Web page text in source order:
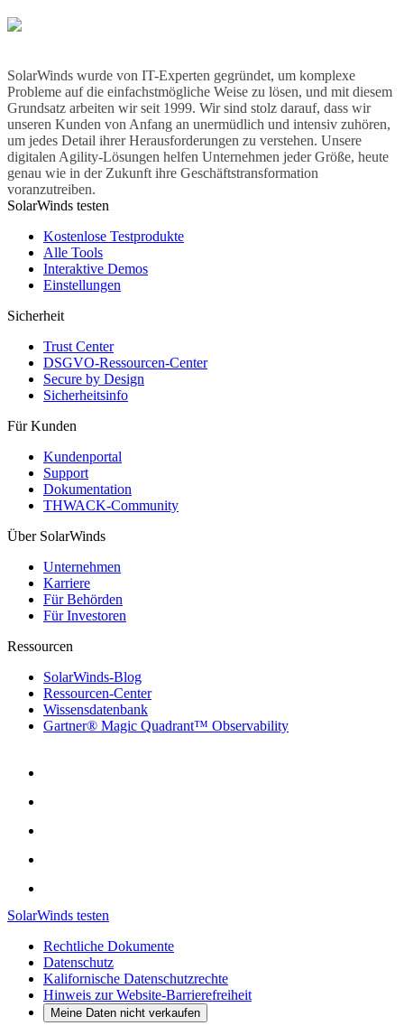
SolarWinds wurde von IT-Experten gegründet, um komplexe
Probleme auf die einfachstmögliche Weise zu lösen, und mit diesem
Grundsatz arbeiten wir seit 1999. Wir sind stolz darauf, dass wir
unseren Kunden von Anfang an unermüdlich und intensiv zuhören,
um jedes Detail ihrer Herausforderungen zu verstehen. Unsere
digitalen Agility-Lösungen helfen Unternehmen jeder Größe, heute
genau wie in der Zukunft ihre Geschäftstransformation
voranzutreiben.
SolarWinds testen
Kostenlose Testprodukte
Alle Tools
Interaktive Demos
Einstellungen
Sicherheit
Trust Center
DSGVO-Ressourcen-Center
Secure by Design
Sicherheitsinfo
Für Kunden
Kundenportal
Support
Dokumentation
THWACK-Community
Über SolarWinds
Unternehmen
Karriere
Für Behörden
Für Investoren
Ressourcen
SolarWinds-Blog
Ressourcen-Center
Wissensdatenbank
Gartner® Magic Quadrant™ Observability
SolarWinds testen
Rechtliche Dokumente
Datenschutz
Kalifornische Datenschutzrechte
Hinweis zur Website-Barrierefreiheit
Meine Daten nicht verkaufen